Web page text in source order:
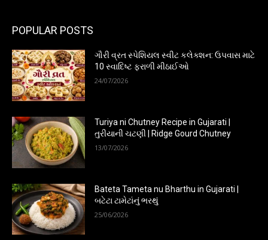
POPULAR POSTS
ગૌરી વ્રત સ્પેશિયલ સ્વીટ કલેક્શન: ઉપવાસ માટે
10 સ્વાદિષ્ટ ફરાળી મીઠાઈઓ
24/07/2026
Turiya ni Chutney Recipe in Gujarati |
તુરીયાની ચટણી | Ridge Gourd Chutney
13/07/2026
Bateta Tameta nu Bharthu in Gujarati |
બટેટા ટામેટાંનું ભરથું
25/06/2026